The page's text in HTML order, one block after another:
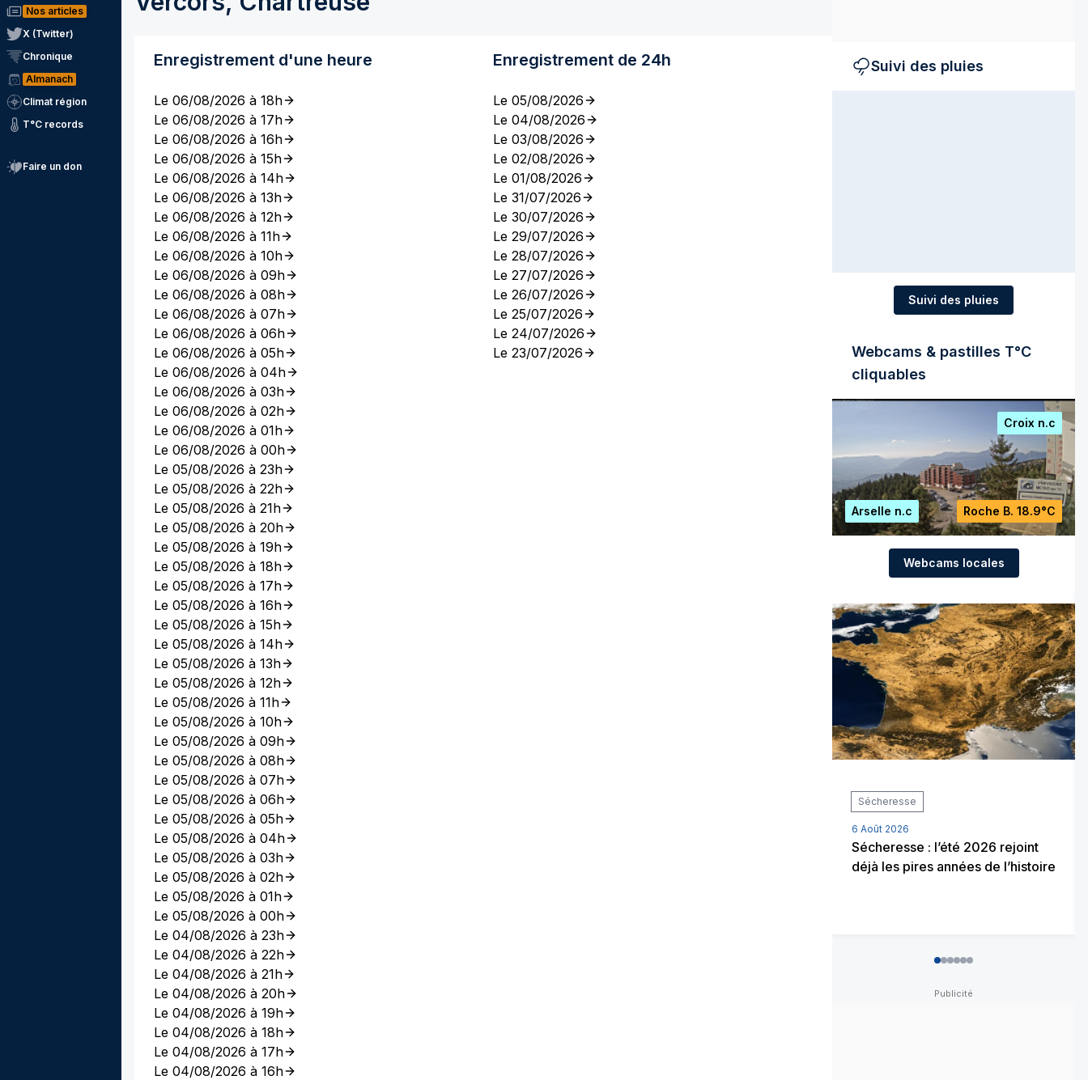
Nos articles
X (Twitter)
Chronique
Almanach
Climat région
T°C records
Faire un don
Enregistrement d'une heure
Le 06/08/2026 à 18h
Le 06/08/2026 à 17h
Le 06/08/2026 à 16h
Le 06/08/2026 à 15h
Le 06/08/2026 à 14h
Le 06/08/2026 à 13h
Le 06/08/2026 à 12h
Le 06/08/2026 à 11h
Le 06/08/2026 à 10h
Le 06/08/2026 à 09h
Le 06/08/2026 à 08h
Le 06/08/2026 à 07h
Le 06/08/2026 à 06h
Le 06/08/2026 à 05h
Le 06/08/2026 à 04h
Le 06/08/2026 à 03h
Le 06/08/2026 à 02h
Le 06/08/2026 à 01h
Le 06/08/2026 à 00h
Le 05/08/2026 à 23h
Le 05/08/2026 à 22h
Le 05/08/2026 à 21h
Le 05/08/2026 à 20h
Le 05/08/2026 à 19h
Le 05/08/2026 à 18h
Le 05/08/2026 à 17h
Le 05/08/2026 à 16h
Le 05/08/2026 à 15h
Le 05/08/2026 à 14h
Le 05/08/2026 à 13h
Le 05/08/2026 à 12h
Le 05/08/2026 à 11h
Le 05/08/2026 à 10h
Le 05/08/2026 à 09h
Le 05/08/2026 à 08h
Le 05/08/2026 à 07h
Le 05/08/2026 à 06h
Le 05/08/2026 à 05h
Le 05/08/2026 à 04h
Le 05/08/2026 à 03h
Le 05/08/2026 à 02h
Le 05/08/2026 à 01h
Le 05/08/2026 à 00h
Le 04/08/2026 à 23h
Le 04/08/2026 à 22h
Le 04/08/2026 à 21h
Le 04/08/2026 à 20h
Le 04/08/2026 à 19h
Le 04/08/2026 à 18h
Le 04/08/2026 à 17h
Le 04/08/2026 à 16h
Enregistrement de 24h
Le 05/08/2026
Le 04/08/2026
Le 03/08/2026
Le 02/08/2026
Le 01/08/2026
Le 31/07/2026
Le 30/07/2026
Le 29/07/2026
Le 28/07/2026
Le 27/07/2026
Le 26/07/2026
Le 25/07/2026
Le 24/07/2026
Le 23/07/2026
Suivi des pluies
Suivi des pluies
Webcams & pastilles T°C
cliquables
Croix n.c
Arselle n.c Roche B. 18.9°C
Webcams locales
Sécheresse
6 Août 2026
Sécheresse : l’été 2026 rejoint
déjà les pires années de l’histoire
012345